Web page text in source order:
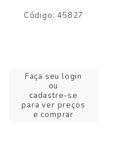
Código: 45827
Faça seu login
ou
cadastre-se
para ver preços
e comprar